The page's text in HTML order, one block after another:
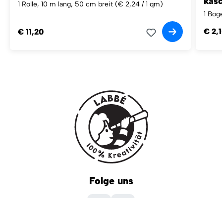
1 Rolle, 10 m lang, 50 cm breit (€ 2,24 / 1 qm)
€ 11,20
1
€
Folge uns